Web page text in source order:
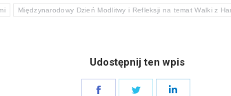
Międzynarodowy Dzień Modlitwy i Refleksji na temat Walki z
Udostępnij ten wpis
Share